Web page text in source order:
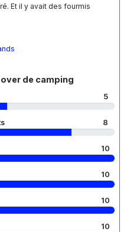
Et il y avait des fourmis
de camping
5
8
10
10
10
10